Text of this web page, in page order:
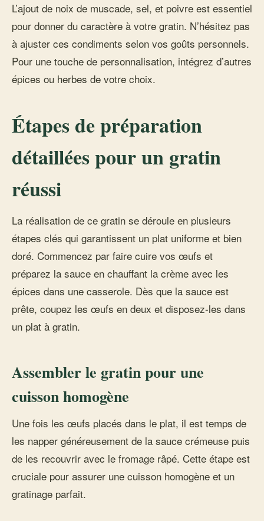
L’ajout de noix de muscade, sel, et poivre est essentiel
pour donner du caractère à votre gratin. N’hésitez pas
à ajuster ces condiments selon vos goûts personnels.
Pour une touche de personnalisation, intégrez d’autres
épices ou herbes de votre choix.
Étapes de préparation
détaillées pour un gratin
réussi
La réalisation de ce gratin se déroule en plusieurs
étapes clés qui garantissent un plat uniforme et bien
doré. Commencez par faire cuire vos œufs et
préparez la sauce en chauffant la crème avec les
épices dans une casserole. Dès que la sauce est
prête, coupez les œufs en deux et disposez-les dans
un plat à gratin.
Assembler le gratin pour une
cuisson homogène
Une fois les œufs placés dans le plat, il est temps de
les napper généreusement de la sauce crémeuse puis
de les recouvrir avec le fromage râpé. Cette étape est
cruciale pour assurer une cuisson homogène et un
gratinage parfait.